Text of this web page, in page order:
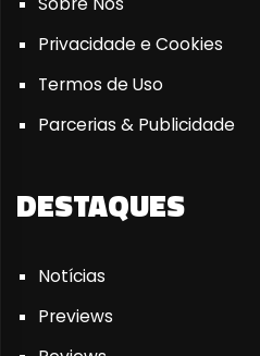
Privacidade e Cookies
Termos de Uso
Parcerias & Publicidade
DESTAQUES
Notícias
Previews